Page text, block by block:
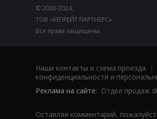
© 2000-2024,
ТОВ «КЕПРЕЙТ ПАРТНЕРС».
Все права защищены.
Наши контакты и схема проезда |
конфиденциальности и
Реклама на сайте: Отдел продаж
Оставляя комментарий,